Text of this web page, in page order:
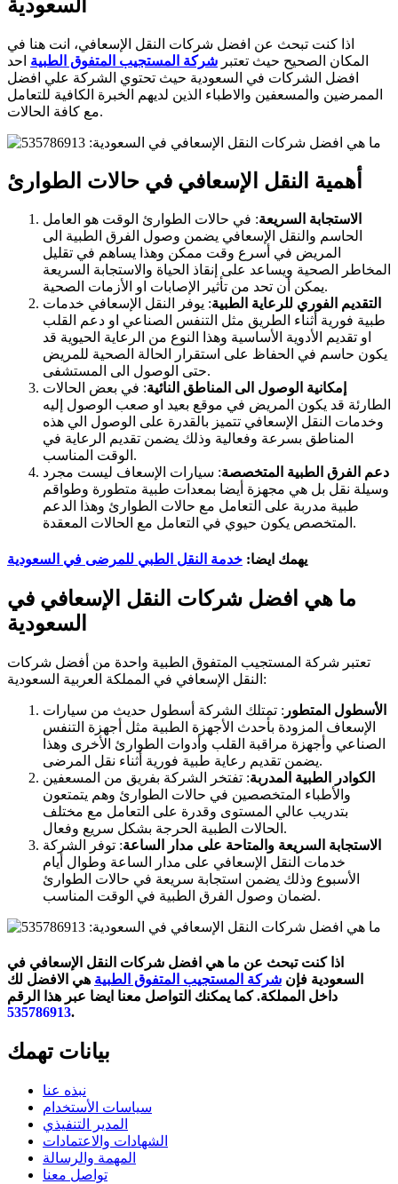
السعودية
اذا كنت تبحث عن افضل شركات النقل الإسعافي، انت هنا في
المكان الصحيح حيث تعتبر شركة المستجيب المتفوق الطبية احد
افضل الشركات في السعودية حيث تحتوي الشركة علي افضل
الممرضين والمسعفين والاطباء الذين لديهم الخبرة الكافية للتعامل
مع كافة الحالات.
أهمية النقل الإسعافي في حالات الطوارئ
الاستجابة السريعة: في حالات الطوارئ الوقت هو العامل
الحاسم والنقل الإسعافي يضمن وصول الفرق الطبية الى
المريض في أسرع وقت ممكن وهذا يساهم في تقليل
المخاطر الصحية ويساعد على إنقاذ الحياة والاستجابة السريعة
يمكن أن تحد من تأثير الإصابات او الأزمات الصحية.
التقديم الفوري للرعاية الطبية: يوفر النقل الإسعافي خدمات
طبية فورية أثناء الطريق مثل التنفس الصناعي او دعم القلب
او تقديم الأدوية الأساسية وهذا النوع من الرعاية الحيوية قد
يكون حاسم في الحفاظ على استقرار الحالة الصحية للمريض
حتى الوصول الى المستشفى.
إمكانية الوصول الى المناطق النائية: في بعض الحالات
الطارئة قد يكون المريض في موقع بعيد او صعب الوصول إليه
وخدمات النقل الإسعافي تتميز بالقدرة على الوصول الي هذه
المناطق بسرعة وفعالية وذلك يضمن تقديم الرعاية في
الوقت المناسب.
دعم الفرق الطبية المتخصصة: سيارات الإسعاف ليست مجرد
وسيلة نقل بل هي مجهزة أيضا بمعدات طبية متطورة وطواقم
طبية مدربة على التعامل مع حالات الطوارئ وهذا الدعم
المتخصص يكون حيوي في التعامل مع الحالات المعقدة.
يهمك ايضا: خدمة النقل الطبي للمرضى في السعودية
ما هي افضل شركات النقل الإسعافي في
السعودية
تعتبر شركة المستجيب المتفوق الطبية واحدة من أفضل شركات
النقل الإسعافي في المملكة العربية السعودية:
الأسطول المتطور : تمتلك الشركة أسطول حديث من سيارات
الإسعاف المزودة بأحدث الأجهزة الطبية مثل أجهزة التنفس
الصناعي وأجهزة مراقبة القلب وأدوات الطوارئ الأخرى وهذا
يضمن تقديم رعاية طبية فورية أثناء نقل المرضى.
الكوادر الطبية المدربة: تفتخر الشركة بفريق من المسعفين
والأطباء المتخصصين في حالات الطوارئ وهم يتمتعون
بتدريب عالي المستوى وقدرة على التعامل مع مختلف
الحالات الطبية الحرجة بشكل سريع وفعال.
الاستجابة السريعة والمتاحة على مدار الساعة: توفر الشركة
خدمات النقل الإسعافي على مدار الساعة وطوال أيام
الأسبوع وذلك يضمن استجابة سريعة في حالات الطوارئ
لضمان وصول الفرق الطبية في الوقت المناسب.
اذا كنت تبحث عن ما هي افضل شركات النقل الإسعافي في
السعودية فإن شركة المستجيب المتفوق الطبية هي الافضل لك
داخل المملكة. كما يمكنك التواصل معنا ايضا عبر هذا الرقم
535786913.
بيانات تهمك
نبذه عنا
سياسات الأستخدام
المدير التنفيذي
الشهادات والاعتمادات
المهمة والرسالة
تواصل معنا